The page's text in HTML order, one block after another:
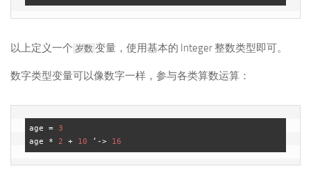
以上定义一个 岁数 变量，使用基本的 Integer 整数类型即可。
数字类型变量可以像数字一样，参与各类算数运算：
age = 3
age * 2 + 10 ‘-> 16